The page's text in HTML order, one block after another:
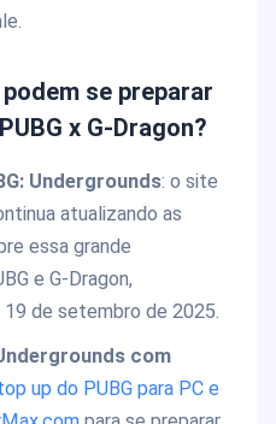
se preparar
x G-Dragon?
Undergrounds: o site
atualizando as
essa grande
e G-Dragon,
de setembro de 2025.
com
up do PUBG para PC e